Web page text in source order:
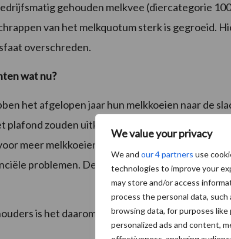
We value your privacy
We and our 4 partners use
technologies to improve your
may store and/or access
process the personal data, such
browsing data, for purposes
personalized ads and content,
gehouden melkvee (diercategorie
van het melkquotum sterk is gegroeid.
overschreden.
wat nu?
het afgelopen jaar hun melkkoeien naar de
plafond zouden uitkomen. Veel van deze
meer melkkoeien, maar dus niet de benodigde
problemen. De investering van de stal zijn
is het daarom een kwestie geworden van